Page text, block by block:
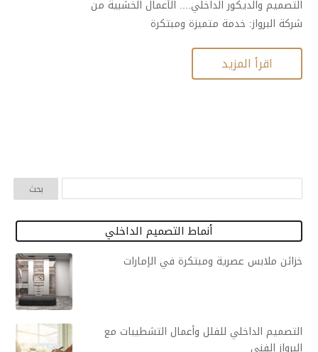
التصميم والديكور الداخلي.... الأعمال الخشبية من
شركة البرواز: خدمة متميزة ومبتكرة
اقرأ المزيد
أنماط التصميم الداخلي
خزائن ملابس عصرية ومبتكرة في الإمارات
التصميم الداخلي للفلل وأعمال التشطيبات مع